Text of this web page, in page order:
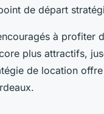
de départ
à profiter
plus attractifs,
de location